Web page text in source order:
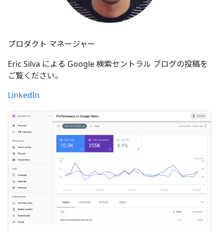
プロダクト マネージャー
Eric Silva による Google 検索セントラル ブログの投稿を
ご覧ください。
LinkedIn